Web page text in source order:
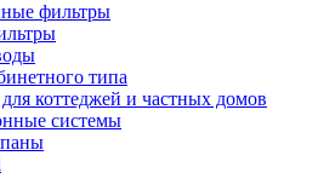
фильтры
типа
коттеджей и частных домов
системы